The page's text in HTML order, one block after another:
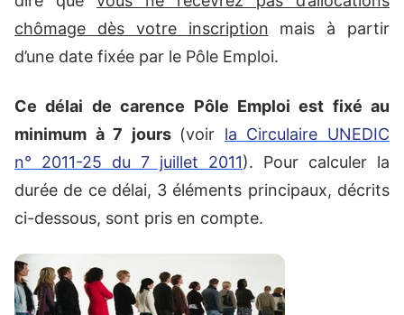
chômage dès votre inscription mais à partir
d’une date fixée par le Pôle Emploi.
Ce délai de carence Pôle Emploi est fixé au
minimum à 7 jours (voir la Circulaire UNEDIC
n° 2011-25 du 7 juillet 2011). Pour calculer la
durée de ce délai, 3 éléments principaux, décrits
ci-dessous, sont pris en compte.